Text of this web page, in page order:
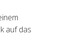
auf das